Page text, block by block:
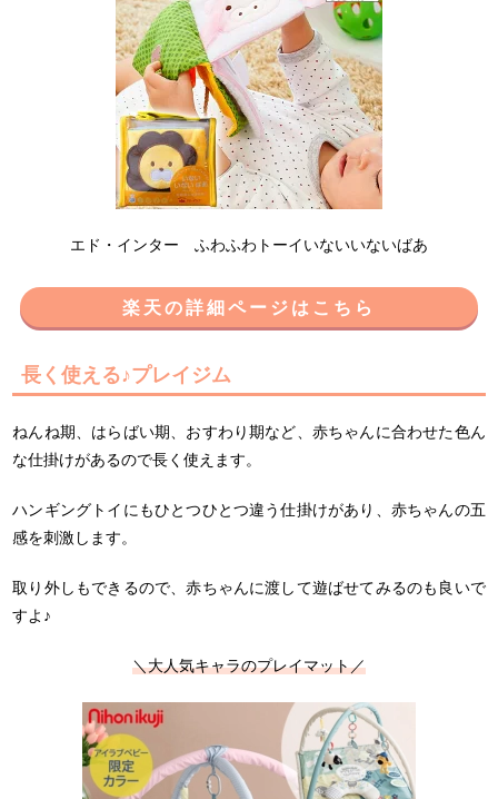
エド・インター ふわふわトーイいないいないばあ
楽天の詳細ページはこちら
長く使える♪プレイジム
ねんね期、はらばい期、おすわり期など、赤ちゃんに合わせた色ん
な仕掛けがあるので長く使えます。
ハンギングトイにもひとつひとつ違う仕掛けがあり、赤ちゃんの五
感を刺激します。
取り外しもできるので、赤ちゃんに渡して遊ばせてみるのも良いで
すよ♪
＼大人気キャラのプレイマット／